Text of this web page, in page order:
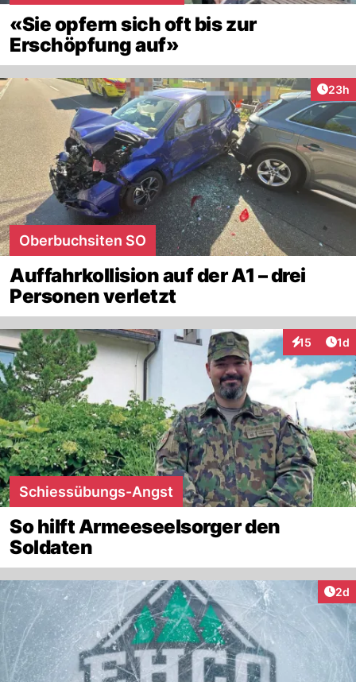
«Sie opfern sich oft bis zur
Erschöpfung auf»
23h
Oberbuchsiten SO
Auffahrkollision auf der A1 – drei
Personen verletzt
15 1d
Schiessübungs-Angst
So hilft Armeeseelsorger den
Soldaten
2d